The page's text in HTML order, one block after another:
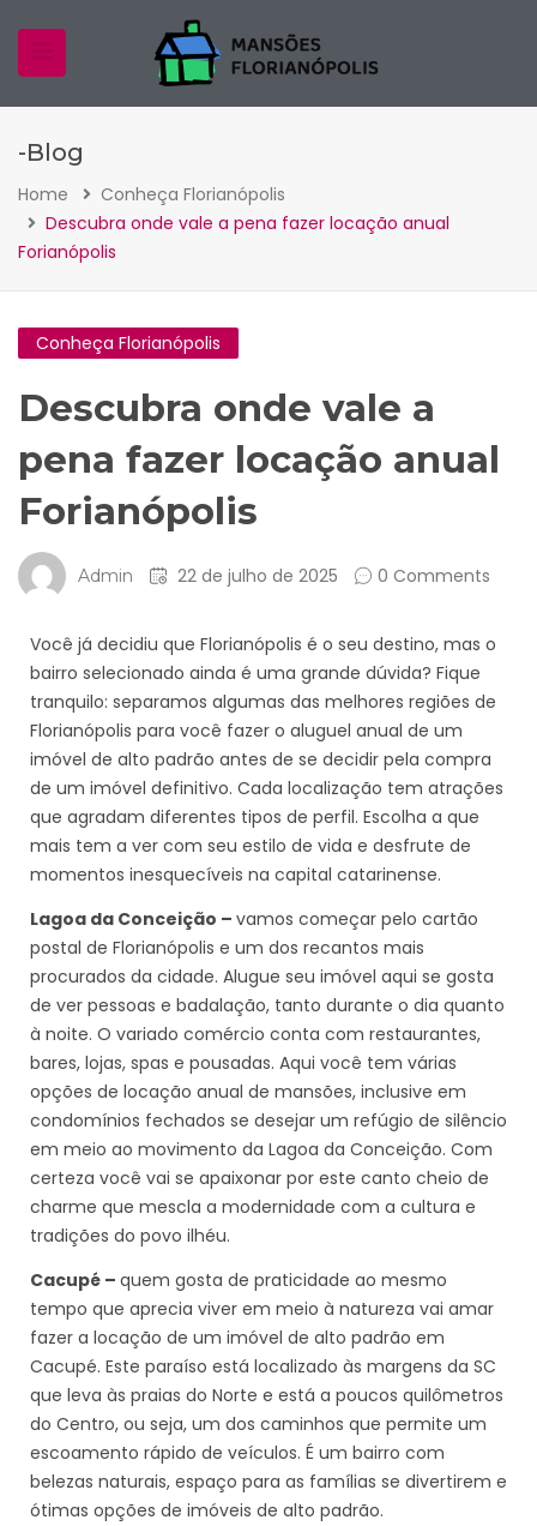
-Blog
Home
Conheça Florianópolis
Descubra onde vale a pena fazer locação anual
Forianópolis
Conheça Florianópolis
Descubra onde vale a
pena fazer locação anual
Forianópolis
Admin 22 de julho de 2025 0 Comments
Você já decidiu que Florianópolis é o seu destino, mas o
bairro selecionado ainda é uma grande dúvida? Fique
tranquilo: separamos algumas das melhores regiões de
Florianópolis para você fazer o aluguel anual de um
imóvel de alto padrão antes de se decidir pela compra
de um imóvel definitivo. Cada localização tem atrações
que agradam diferentes tipos de perfil. Escolha a que
mais tem a ver com seu estilo de vida e desfrute de
momentos inesquecíveis na capital catarinense.
Lagoa da Conceição – vamos começar pelo cartão
postal de Florianópolis e um dos recantos mais
procurados da cidade. Alugue seu imóvel aqui se gosta
de ver pessoas e badalação, tanto durante o dia quanto
à noite. O variado comércio conta com restaurantes,
bares, lojas, spas e pousadas. Aqui você tem várias
opções de locação anual de mansões, inclusive em
condomínios fechados se desejar um refúgio de silêncio
em meio ao movimento da Lagoa da Conceição. Com
certeza você vai se apaixonar por este canto cheio de
charme que mescla a modernidade com a cultura e
tradições do povo ilhéu.
Cacupé – quem gosta de praticidade ao mesmo
tempo que aprecia viver em meio à natureza vai amar
fazer a locação de um imóvel de alto padrão em
Cacupé. Este paraíso está localizado às margens da SC
que leva às praias do Norte e está a poucos quilômetros
do Centro, ou seja, um dos caminhos que permite um
escoamento rápido de veículos. É um bairro com
belezas naturais, espaço para as famílias se divertirem e
ótimas opções de imóveis de alto padrão.